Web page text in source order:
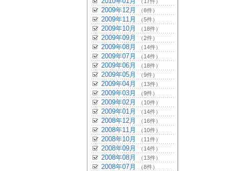
2009年12月 （8件）
2009年11月 （5件）
2009年10月 （18件）
2009年09月 （2件）
2009年08月 （14件）
2009年07月 （14件）
2009年06月 （18件）
2009年05月 （9件）
2009年04月 （13件）
2009年03月 （9件）
2009年02月 （10件）
2009年01月 （14件）
2008年12月 （16件）
2008年11月 （10件）
2008年10月 （11件）
2008年09月 （14件）
2008年08月 （13件）
2008年07月 （8件）